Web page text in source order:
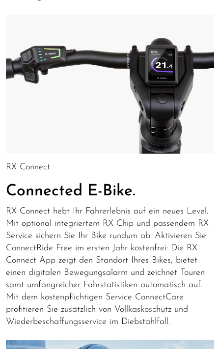
RX Connect
Connected E-Bike.
RX Connect hebt Ihr Fahrerlebnis auf ein neues Level.
Mit optional integriertem RX Chip und passendem RX
Service sichern Sie Ihr Bike rundum ab. Aktivieren Sie
ConnectRide Free im ersten Jahr kostenfrei: Die RX
Connect App zeigt den Standort Ihres Bikes, bietet
einen digitalen Bewegungsalarm und zeichnet Touren
samt umfangreicher Fahrstatistiken automatisch auf.
Mit dem kostenpflichtigen Service ConnectCare
profitieren Sie zusätzlich von Vollkaskoschutz und
Wiederbeschaffungsservice im Diebstahlfall.